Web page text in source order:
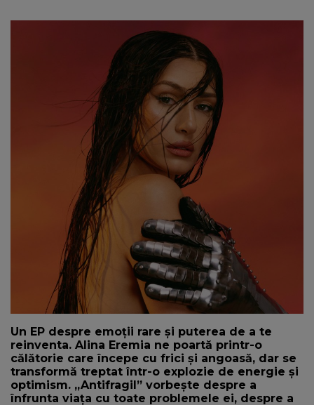
DANCEFLOOR CHART
RADIO ACADEMY
CONTUL MEU
Un EP despre emoții rare și puterea de a te
reinventa. Alina Eremia ne poartă printr-o
călătorie care începe cu frici și angoasă, dar se
transformă treptat într-o explozie de energie și
optimism. „Antifragil” vorbește despre a
înfrunta viața cu toate problemele ei, despre a